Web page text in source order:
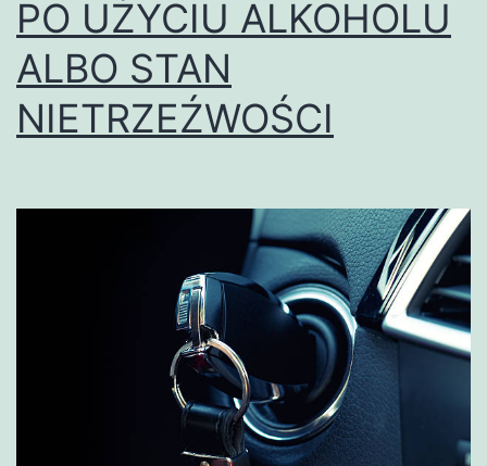
PO UŻYCIU ALKOHOLU
ALBO STAN
NIETRZEŹWOŚCI